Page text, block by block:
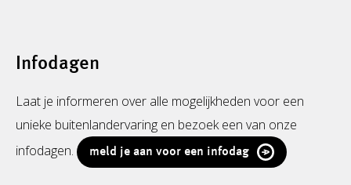
Infodagen
Laat je informeren over alle mogelijkheden voor een
unieke buitenlandervaring en bezoek een van onze
infodagen.
meld je aan voor een infodag